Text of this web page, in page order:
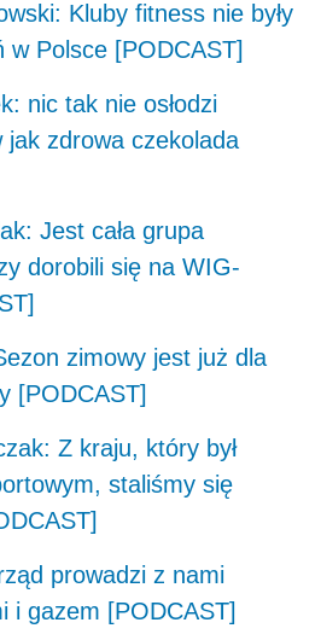
Kluby fitness nie były
w Polsce [PODCAST]
nic tak nie osłodzi
zdrowa czekolada
Jest cała grupa
dorobili się na WIG-
zimowy jest już dla
[PODCAST]
Z kraju, który był
staliśmy się
prowadzi z nami
i gazem [PODCAST]